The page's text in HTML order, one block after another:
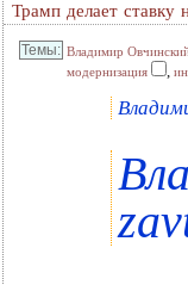
Трамп делает ставку
Владимир
модернизация
,